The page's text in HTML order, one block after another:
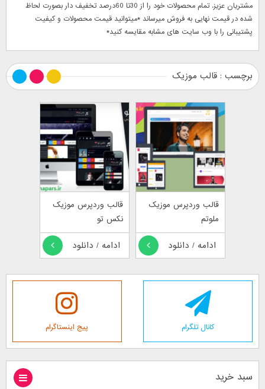
مشتریان عزیز. تمام محصولات خود را از 30تا 60درصد تخفیف دار بصورت لحاظ
شده در قیمت نهایی به فروش میرساند *میتوانید قیمت محصولات و کیفیت
پشتیبانی را با وب سایت های مشابه مقایسه کنید*
برچسب : قالب موزیک
قالب وردپرس موزیک
ملوتم
ادامه / دانلود
قالب وردپرس موزیک
نکس تو
ادامه / دانلود
کانال تلگرام پیج اینستاگرام
سبد خرید